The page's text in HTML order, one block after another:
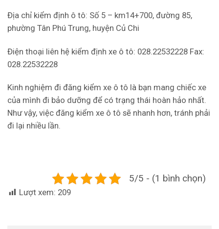
Địa chỉ kiểm định ô tô: Số 5 – km14+700, đường 85,
phường Tân Phú Trung, huyện Củ Chi
Điện thoại liên hệ kiểm định xe ô tô: 028.22532228 Fax:
028.22532228
Kinh nghiệm đi đăng kiểm xe ô tô là bạn mang chiếc xe
của mình đi bảo dưỡng để có trạng thái hoàn hảo nhất.
Như vậy, việc đăng kiểm xe ô tô sẽ nhanh hơn, tránh phải
đi lại nhiều lần.
5/5 - (1 bình chọn)
Lượt xem: 209